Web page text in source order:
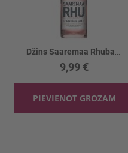
9,99 €
PIEVIENOT GROZAM